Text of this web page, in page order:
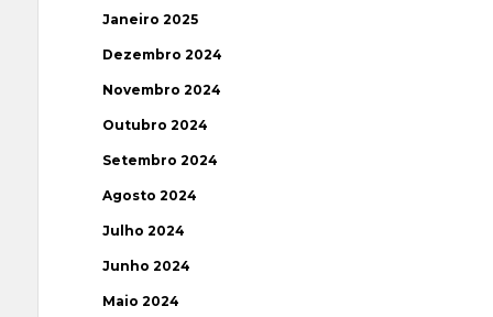
Janeiro 2025
Dezembro 2024
Novembro 2024
Outubro 2024
Setembro 2024
Agosto 2024
Julho 2024
Junho 2024
Maio 2024